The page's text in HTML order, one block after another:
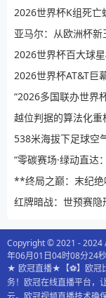
2026世界杯K组死亡
亚马尔：从欧洲杯
2026世界杯AT&T巨
“零碳赛场·绿动直达
**终局之巅：末纪
红牌暗战：世预赛
Copyright © 2021 - 2024
年06月01日04时08分24秒
★ 欧冠直播★【⚽️】欧冠
务！欧冠在线直播平台，